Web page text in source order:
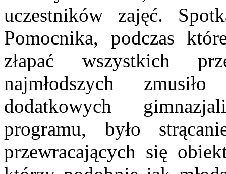
uczestników zajęć.
Pomocnika, podczas
złapać wszystkich
najmłodszych
dodatkowych
programu, było
przewracających się